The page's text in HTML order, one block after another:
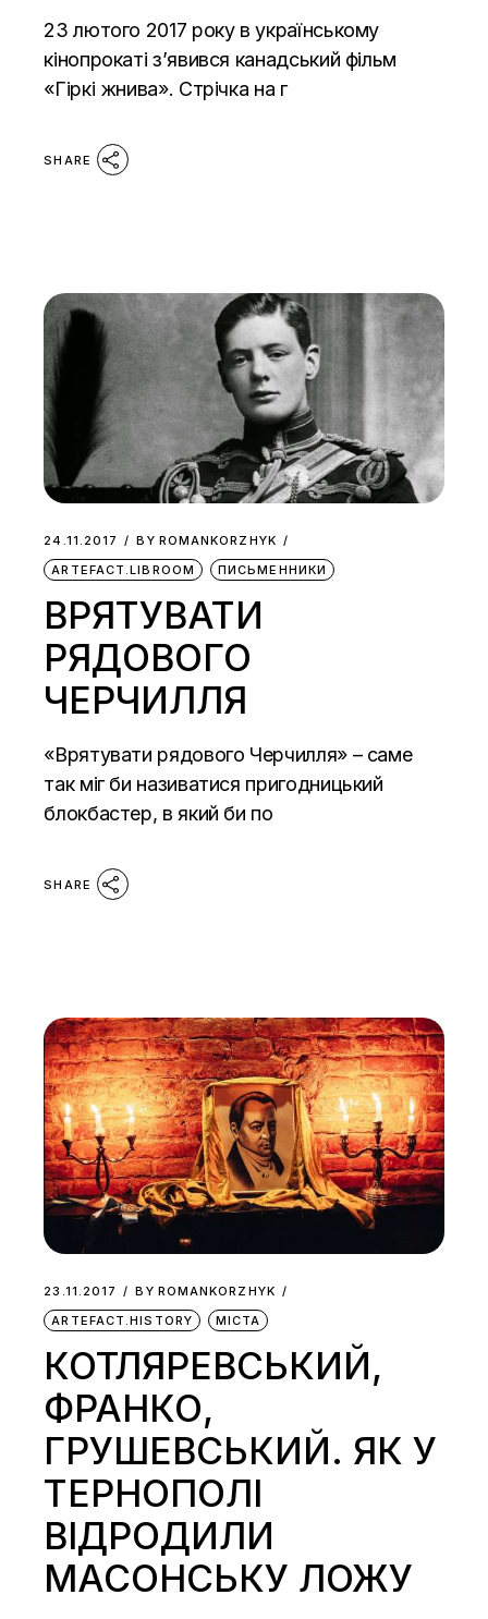
23 лютого 2017 року в українському
кінопрокаті з’явився канадський фільм
«Гіркі жнива». Стрічка на г
SHARE
24.11.2017 BY ROMANKORZHYK
ARTEFACT.LIBROOM
ПИСЬМЕННИКИ
ВРЯТУВАТИ
РЯДОВОГО
ЧЕРЧИЛЛЯ
«Врятувати рядового Черчилля» – саме
так міг би називатися пригодницький
блокбастер, в який би по
SHARE
23.11.2017 BY ROMANKORZHYK
ARTEFACT.HISTORY
МІСТА
КОТЛЯРЕВСЬКИЙ,
ФРАНКО,
ГРУШЕВСЬКИЙ. ЯК У
ТЕРНОПОЛІ
ВІДРОДИЛИ
МАСОНСЬКУ ЛОЖУ